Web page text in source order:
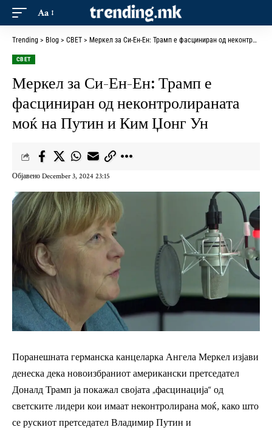
Aa
Trending > Blog > СВЕТ > Меркел за Си-Ен-Ен: Трамп е фасциниран од неконтролираната моќ на Путин и Ким Џонг Ун
СВЕТ
Меркел за Си-Ен-Ен: Трамп е
фасциниран од неконтролираната
моќ на Путин и Ким Џонг Ун
Објавено December 3, 2024 23:15
Поранешната германска канцеларка Ангела Меркел изјави
денеска дека новоизбраниот американски претседател
Доналд Трамп ја покажал својата „фасцинација“ од
светските лидери кои имаат неконтролирана моќ, како што
се рускиот претседател Владимир Путин и